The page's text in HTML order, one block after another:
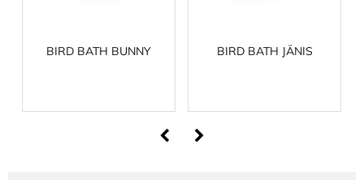
BIRD BATH BUNNY BIRD BATH JÄNIS